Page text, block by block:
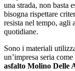
una strada, non basta
bisogna rispettare
resista nel tempo, agli
quotidiane.
Sono i materiali
un’impresa seria
asfalto Molino Delle